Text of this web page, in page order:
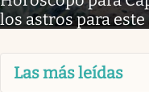
los astros para
Las más leídas